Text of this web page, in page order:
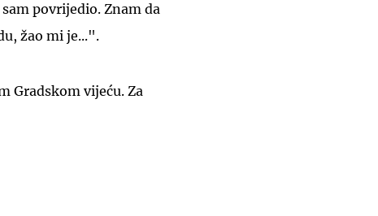
povrijedio. Znam da
žao mi je...".
Gradskom vijeću. Za